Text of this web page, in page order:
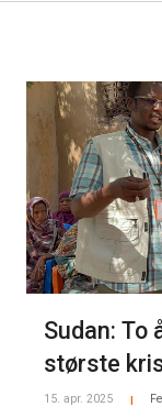
Sudan: To
største
15. apr. 2025